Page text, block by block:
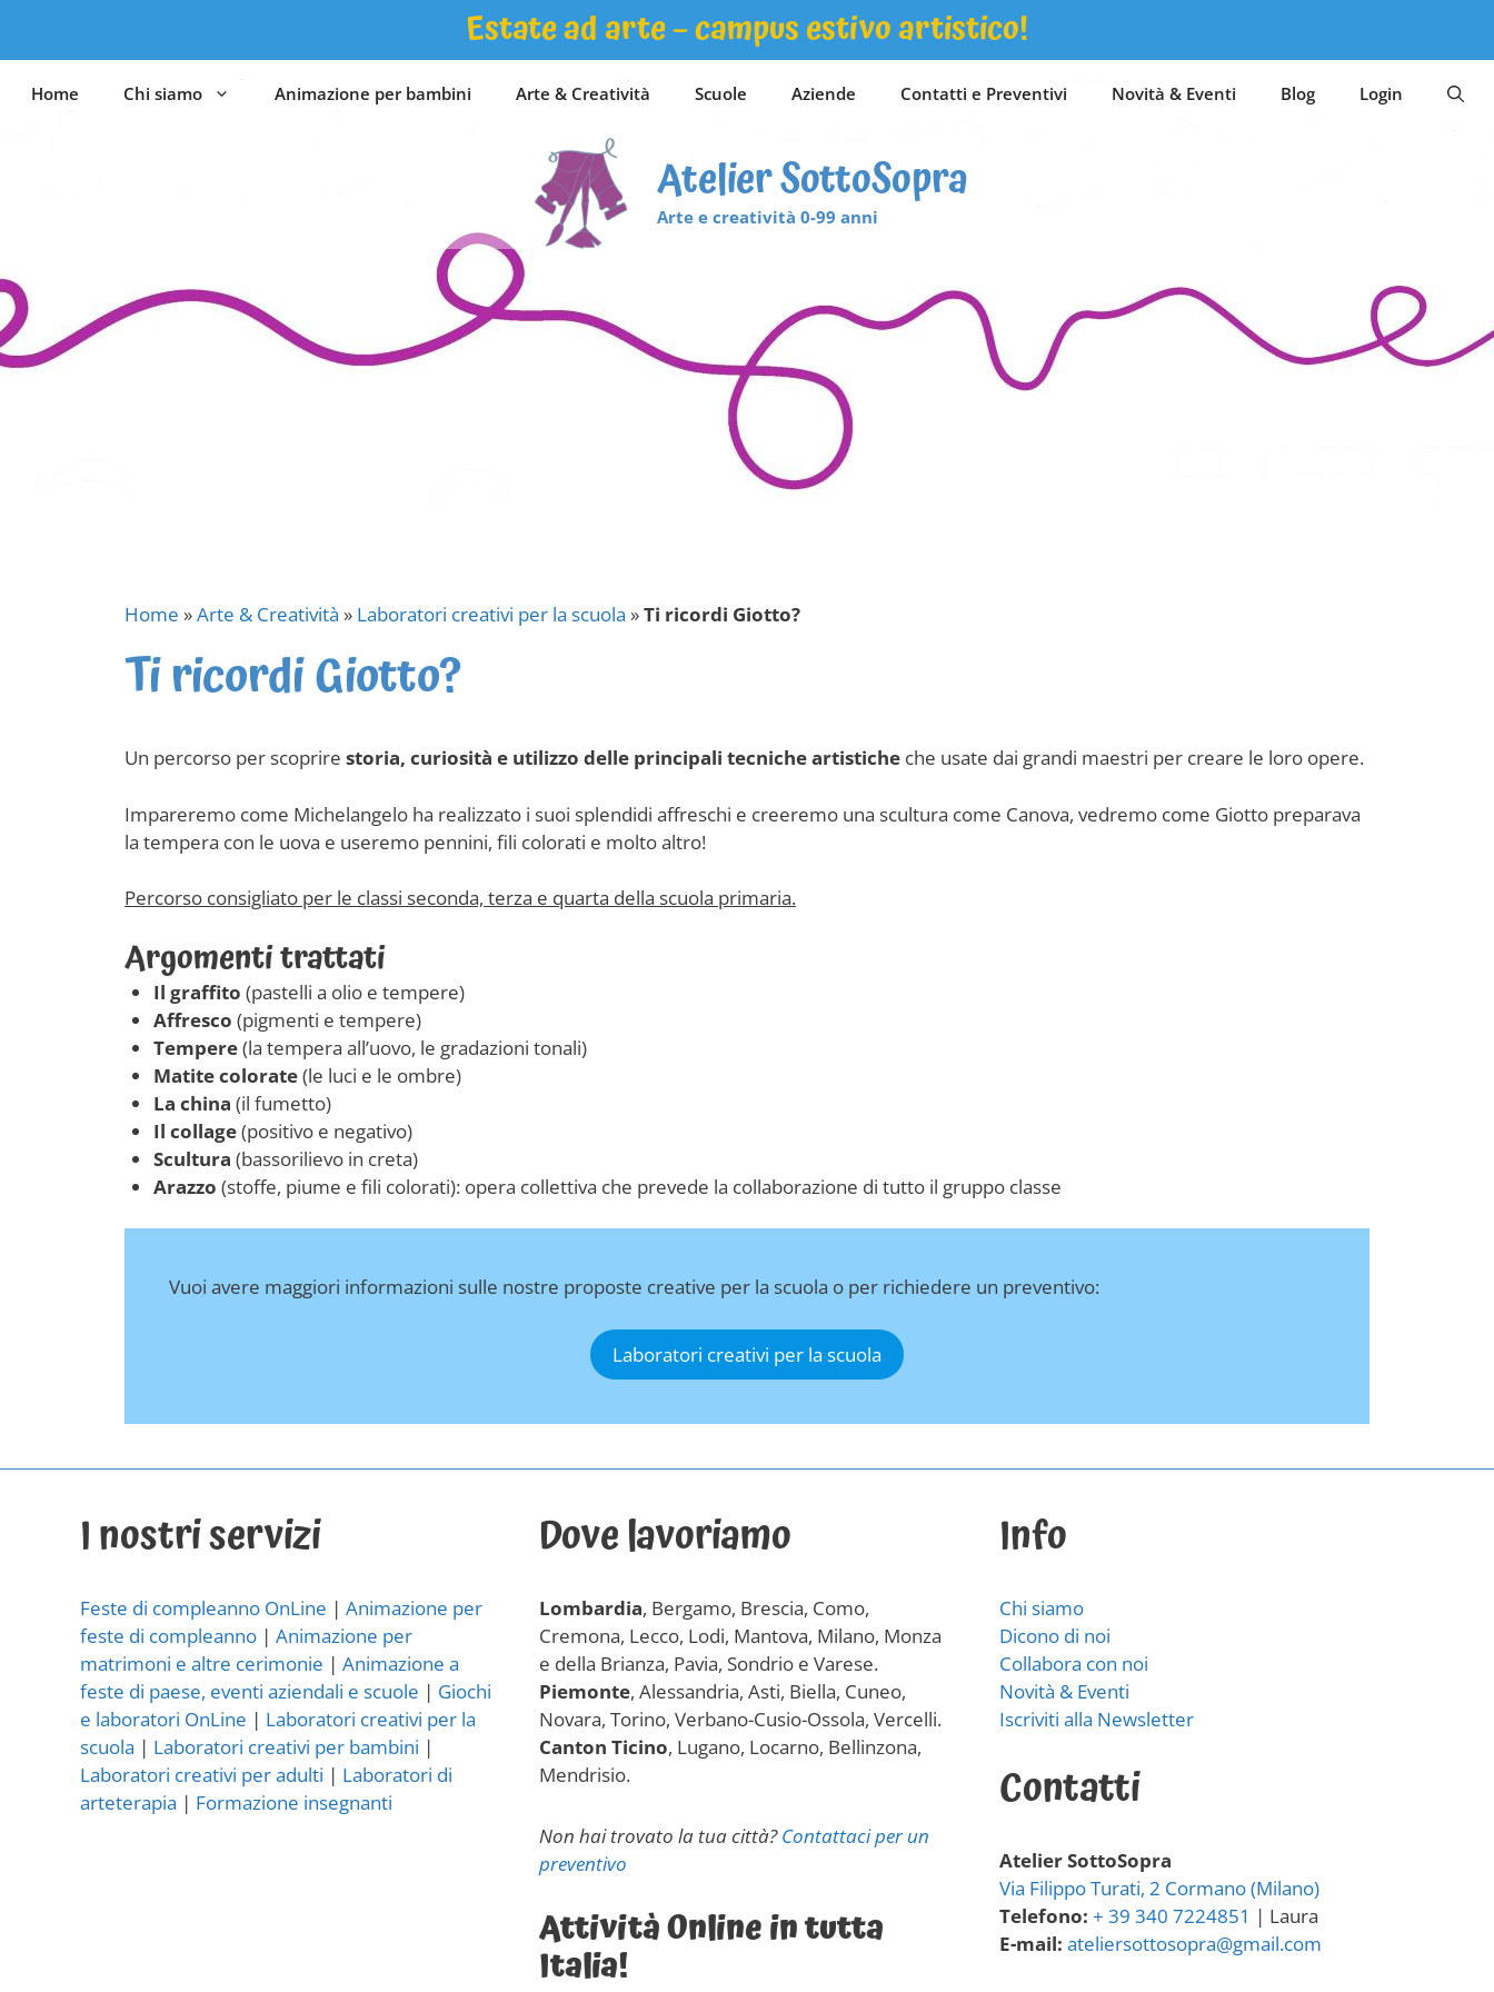
contenuto
Estate ad arte – campus estivo artistico!
Home Chi siamo Animazione per bambini Arte & Creatività Scuole Aziende Contatti e Preventivi Novità & Eventi Blog Login
Atelier SottoSopra
Arte e creatività 0-99 anni
Home »Arte & Creatività » Laboratori creativi per la scuola »Ti ricordi Giotto?
Ti ricordi Giotto?
Un percorso per scoprire storia, curiosità e utilizzo delle principali tecniche artistiche che usate dai grandi maestri per creare le loro opere.
Impareremo come Michelangelo ha realizzato i suoi splendidi affreschi e creeremo una scultura come Canova, vedremo come Giotto preparava
la tempera con le uova e useremo pennini, fili colorati e molto altro!
Percorso consigliato per le classi seconda, terza e quarta della scuola primaria.
Argomenti trattati
Il graffito (pastelli a olio e tempere)
Affresco (pigmenti e tempere)
Tempere(la tempera all’uovo, le gradazioni tonali)
Matite colorate(le luci e le ombre)
La china (il fumetto)
Il collage(positivo e negativo)
Scultura (bassorilievo in creta)
Arazzo (stoffe, piume e fili colorati): opera collettiva che prevede la collaborazione di tutto il gruppo classe
Vuoi avere maggiori informazioni sulle nostre proposte creative per la scuola o per richiedere un preventivo:
Laboratori creativi per la scuola
I nostri servizi
Feste di compleanno OnLine | Animazione per
feste di compleanno | Animazione per
matrimoni e altre cerimonie | Animazione a
feste di paese, eventi aziendali e scuole | Giochi
e laboratori OnLine | Laboratori creativi per la
scuola | Laboratori creativi per bambini |
Laboratori creativi per adulti | Laboratori di
arteterapia | Formazione insegnanti
Dove lavoriamo
Lombardia, Bergamo, Brescia, Como,
Cremona, Lecco, Lodi, Mantova, Milano, Monza
e della Brianza, Pavia, Sondrio e Varese.
Piemonte, Alessandria, Asti, Biella, Cuneo,
Novara, Torino, Verbano-Cusio-Ossola, Vercelli.
Canton Ticino, Lugano, Locarno, Bellinzona,
Mendrisio.
Non hai trovato la tua città?Contattaci per un
preventivo
Attività Online in tutta
Italia!
Info
Chi siamo
Dicono di noi
Collabora con noi
Novità & Eventi
Iscriviti alla Newsletter
Contatti
Atelier SottoSopra
Via Filippo Turati, 2 Cormano (Milano)
Telefono: + 39 340 7224851 | Laura
E-mail: ateliersottosopra@gmail.com